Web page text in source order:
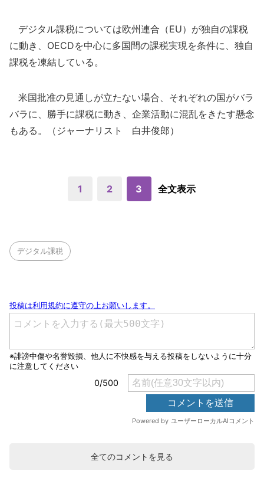
デジタル課税については欧州連合（EU）が独自の課税
に動き、OECDを中心に多国間の課税実現を条件に、独自
課税を凍結している。
米国批准の見通しが立たない場合、それぞれの国がバラ
バラに、勝手に課税に動き、企業活動に混乱をきたす懸念
もある。（ジャーナリスト 白井俊郎）
1 2 3 全文表示
デジタル課税
全てのコメントを見る